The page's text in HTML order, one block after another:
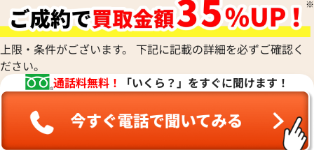
上限・条件がございます。 下記に記載の詳細を必ずご確認く
ださい。
通話料無料！
「いくら？」をすぐに聞けます！